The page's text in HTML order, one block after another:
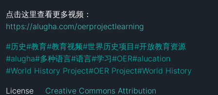
点击这里查看更多视频：
https://alugha.com/oerprojectlearning
#历史#教育#教育视频#世界历史项目#开放教育资源
#alugha#多种语言#语言#学习#OER#alucation
#World History Project#OER Project#World History
License Creative Commons Attribution